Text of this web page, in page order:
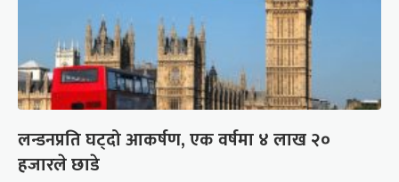
लन्डनप्रति घट्दो आकर्षण, एक वर्षमा ४ लाख २०
हजारले छाडे